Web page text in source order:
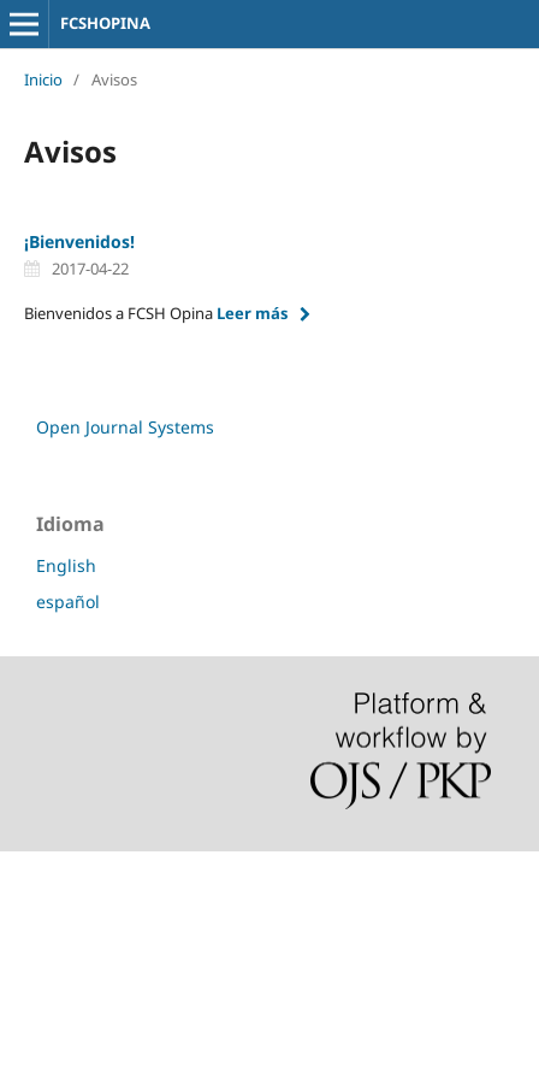
FCSHOPINA
Inicio / Avisos
Avisos
¡Bienvenidos!
2017-04-22
Bienvenidos a FCSH Opina Leer más
Open Journal Systems
Idioma
English
español